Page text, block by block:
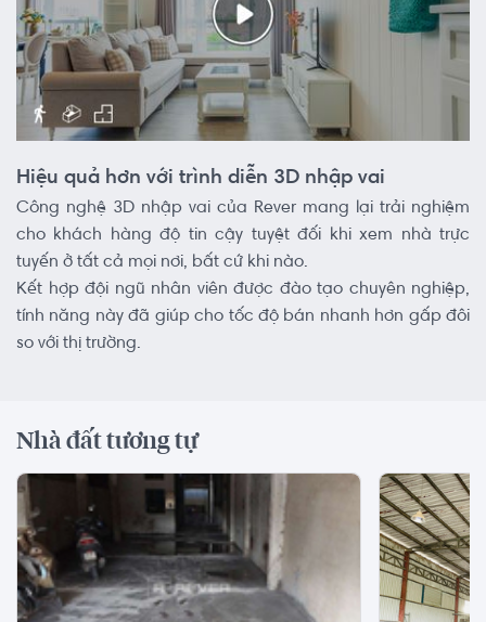
Hiệu quả hơn với trình diễn 3D nhập vai
Công nghệ 3D nhập vai của Rever mang lại trải nghiệm
cho khách hàng độ tin cậy tuyệt đối khi xem nhà trực
tuyến ở tất cả mọi nơi, bất cứ khi nào.
Kết hợp đội ngũ nhân viên được đào tạo chuyên nghiệp,
tính năng này đã giúp cho tốc độ bán nhanh hơn gấp đôi
so với thị trường.
Nhà đất tương tự